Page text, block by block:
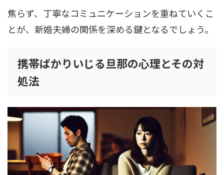
焦らず、丁寧なコミュニケーションを重ねていくこ
とが、新婚夫婦の関係を深める鍵となるでしょう。
携帯ばかりいじる旦那の心理とその対
処法